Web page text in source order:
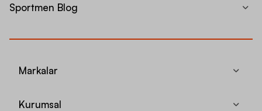
Sportmen Blog
Markalar
Kurumsal